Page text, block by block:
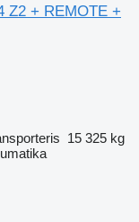
Z2 + REMOTE +
15 325 kg